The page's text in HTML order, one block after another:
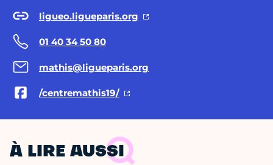
ligueo.ligueparis.org
01 40 34 50 80
mathis@ligueparis.org
/centremathis19/
À LIRE AUSSI